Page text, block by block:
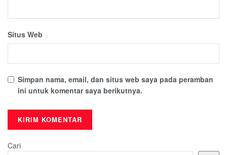
Situs Web
Simpan nama, email, dan situs web saya pada peramban
ini untuk komentar saya berikutnya.
Cari